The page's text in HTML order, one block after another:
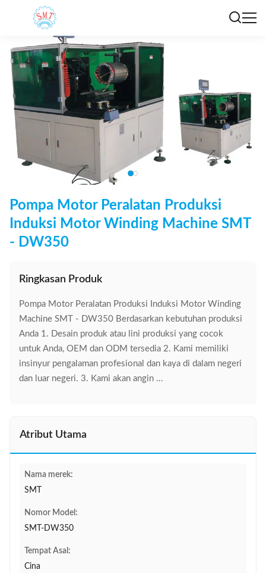
Pompa Motor Peralatan Produksi
Induksi Motor Winding Machine SMT
- DW350
Ringkasan Produk
Pompa Motor Peralatan Produksi Induksi Motor Winding
Machine SMT - DW350 Berdasarkan kebutuhan produksi
Anda 1. Desain produk atau lini produksi yang cocok
untuk Anda, OEM dan ODM tersedia 2. Kami memiliki
insinyur pengalaman profesional dan kaya di dalam negeri
dan luar negeri. 3. Kami akan angin ...
Atribut Utama
Nama merek:
SMT
Nomor Model:
SMT-DW350
Tempat Asal:
Cina